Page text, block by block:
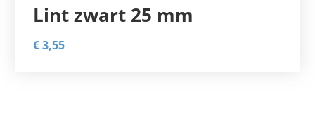
Lint zwart 25 mm
€3,55